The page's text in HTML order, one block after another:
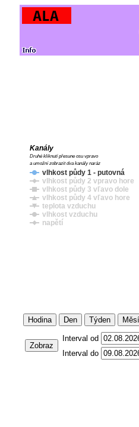
vlhkost půdy 1 - putovná
vlhkost půdy 2 vpravo hore
vlhkost půdy 3 vľavo dole
vlhkost půdy 4 vľavo hore
teplota vzduchu
vlhkost vzduchu
napětí
Kanály
Druhé kliknutí přesune osu vpravo
a umožní zobrazit dva kanály naráz
Hodina Den Týden
Zobraz
Interval od
Interval do